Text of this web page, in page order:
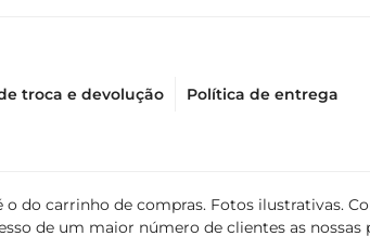
troca e devolução Política de entrega
do carrinho de compras. Fotos ilustrativas.
de um maior número de clientes as